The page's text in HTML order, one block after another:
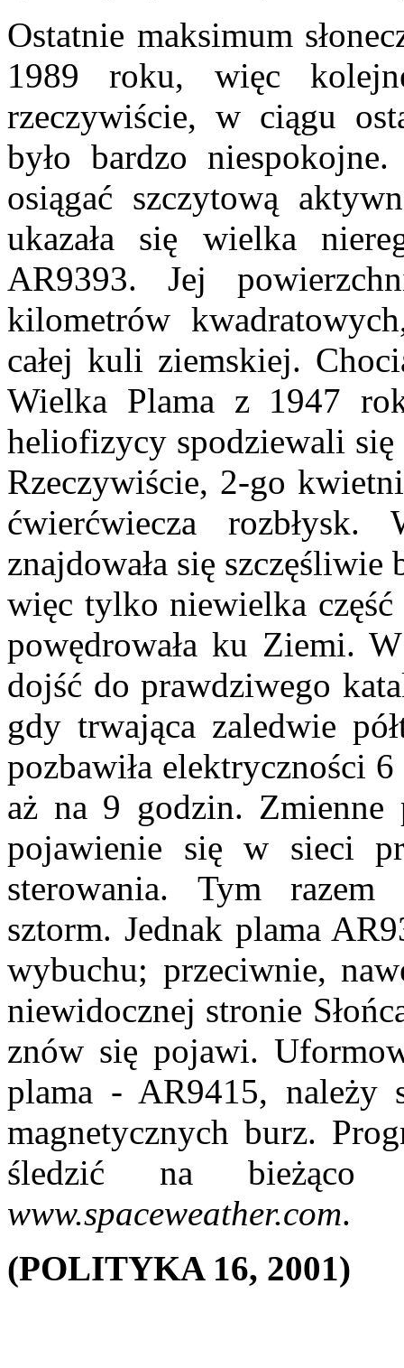
Ostatnie maksimum
1989 roku, więc
rzeczywiście, w ciągu
było bardzo
osiągać szczytową
ukazała się wielka
AR9393. Jej
kilometrów
całej kuli ziemskiej.
Wielka Plama z 1947
heliofizycy spodziewali
Rzeczywiście, 2-go
ćwierćwiecza
znajdowała się
więc tylko niewielka
powędrowała ku Ziemi.
dojść do prawdziwego
gdy trwająca zaledwie
pozbawiła elektryczności
aż na 9 godzin. Zmienne
pojawienie się w sieci
sterowania. Tym
sztorm. Jednak plama
wybuchu; przeciwnie,
niewidocznej stronie
znów się pojawi.
plama - AR9415, należy
magnetycznych burz.
śledzić na bieżąco
www.spaceweather.com.
(POLITYKA 16, 2001)